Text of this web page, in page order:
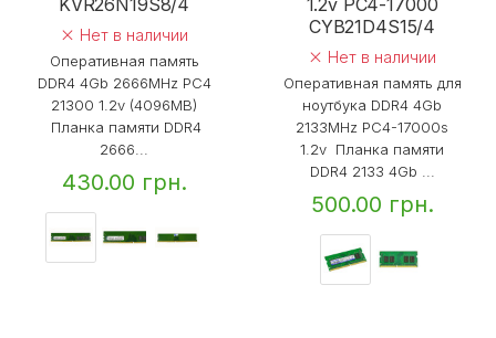
KVR26N19S8/4
Нет в наличии
Оперативная память
DDR4 4Gb 2666MHz PC4
21300 1.2v (4096MB)
Планка памяти DDR4
2666...
430.00 грн.
1.2v PC4-17000
CYB21D4S15/4
Нет в наличии
Оперативная память для
ноутбука DDR4 4Gb
2133MHz PC4-17000s
1.2v Планка памяти
DDR4 2133 4Gb ...
500.00 грн.